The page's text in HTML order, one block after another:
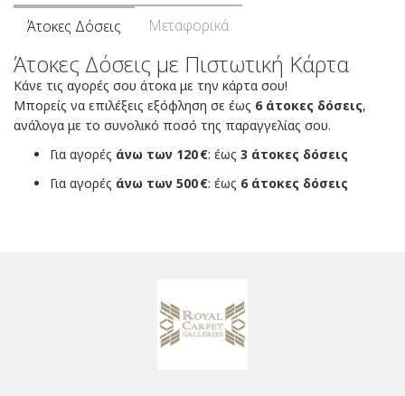
Άτοκες Δόσεις Μεταφορικά
Άτοκες Δόσεις με Πιστωτική Κάρτα
Κάνε τις αγορές σου άτοκα με την κάρτα σου!
Μπορείς να επιλέξεις εξόφληση σε έως 6 άτοκες δόσεις,
ανάλογα με το συνολικό ποσό της παραγγελίας σου.
Για αγορές άνω των 120 €: έως 3 άτοκες δόσεις
Για αγορές άνω των 500 €: έως 6 άτοκες δόσεις